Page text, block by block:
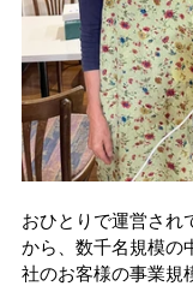
おひとりで運営され
から、数千名規模の
社のお客様の事業規